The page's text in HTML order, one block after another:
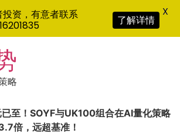
略
至！SOYF与UK100组合在AI量化策略
倍，远超基准！
资，有意者联系
了解详情
X